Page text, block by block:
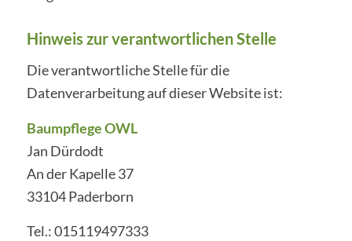
Hinweis zur verantwortlichen Stelle
Die verantwortliche Stelle für die
Datenverarbeitung auf dieser Website ist:
Baumpflege OWL
Jan Dürdodt
An der Kapelle 37
33104 Paderborn
Tel.: 015119497333